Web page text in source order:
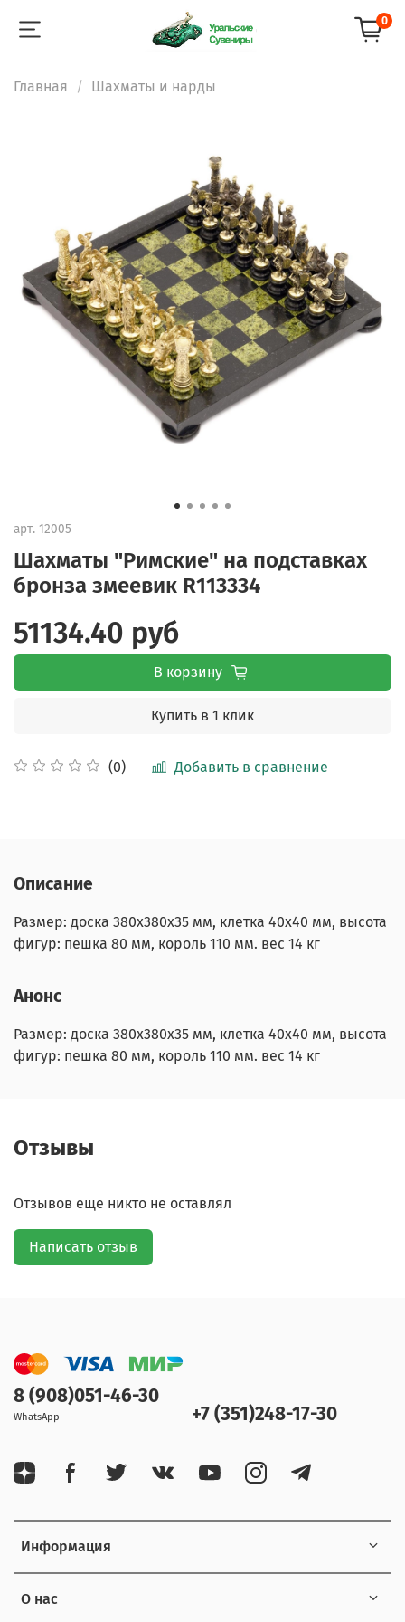
0
Главная Шахматы и нарды
арт. 12005
Шахматы "Римские" на подставках
бронза змеевик R113334
(0) Добавить в сравнение
51134.40 руб
В корзину
Купить в 1 клик
Описание
Размер: доска 380х380х35 мм, клетка 40х40 мм, высота
фигур: пешка 80 мм, король 110 мм. вес 14 кг
Анонс
Размер: доска 380х380х35 мм, клетка 40х40 мм, высота
фигур: пешка 80 мм, король 110 мм. вес 14 кг
Отзывы
Отзывов еще никто не оставлял
Написать отзыв
Информация
О нас
8 (908)051-46-30
WhatsApp +7 (351)248-17-30